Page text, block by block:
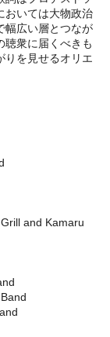
おいては大物政治
幅広い層とつなが
聴衆に届くべきも
りを見せるオリエ
and Kamaru